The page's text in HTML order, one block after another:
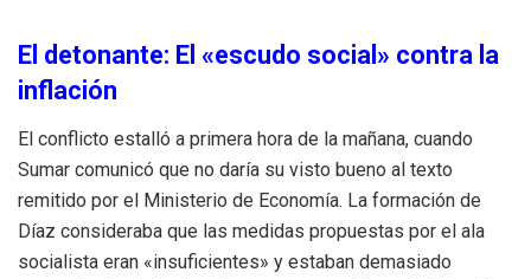
El detonante: El «escudo social» contra la
inflación
El conflicto estalló a primera hora de la mañana, cuando
Sumar comunicó que no daría su visto bueno al texto
remitido por el Ministerio de Economía. La formación de
Díaz consideraba que las medidas propuestas por el ala
socialista eran «insuficientes» y estaban demasiado